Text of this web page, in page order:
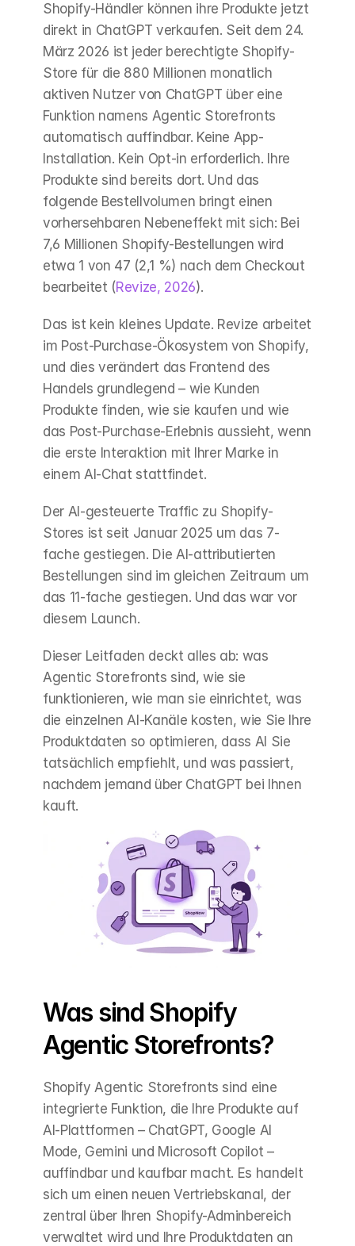
Shopify-Händler können ihre Produkte jetzt
direkt in ChatGPT verkaufen. Seit dem 24.
März 2026 ist jeder berechtigte Shopify-
Store für die 880 Millionen monatlich
aktiven Nutzer von ChatGPT über eine
Funktion namens Agentic Storefronts
automatisch auffindbar. Keine App-
Installation. Kein Opt-in erforderlich. Ihre
Produkte sind bereits dort. Und das
folgende Bestellvolumen bringt einen
vorhersehbaren Nebeneffekt mit sich: Bei
7,6 Millionen Shopify-Bestellungen wird
etwa 1 von 47 (2,1 %) nach dem Checkout
bearbeitet (Revize, 2026).
Das ist kein kleines Update. Revize arbeitet
im Post-Purchase-Ökosystem von Shopify,
und dies verändert das Frontend des
Handels grundlegend – wie Kunden
Produkte finden, wie sie kaufen und wie
das Post-Purchase-Erlebnis aussieht, wenn
die erste Interaktion mit Ihrer Marke in
einem AI-Chat stattfindet.
Der AI-gesteuerte Traffic zu Shopify-
Stores ist seit Januar 2025 um das 7-
fache gestiegen. Die AI-attributierten
Bestellungen sind im gleichen Zeitraum um
das 11-fache gestiegen. Und das war vor
diesem Launch.
Dieser Leitfaden deckt alles ab: was
Agentic Storefronts sind, wie sie
funktionieren, wie man sie einrichtet, was
die einzelnen AI-Kanäle kosten, wie Sie Ihre
Produktdaten so optimieren, dass AI Sie
tatsächlich empfiehlt, und was passiert,
nachdem jemand über ChatGPT bei Ihnen
kauft.
Was sind Shopify
Agentic Storefronts?
Shopify Agentic Storefronts sind eine
integrierte Funktion, die Ihre Produkte auf
AI-Plattformen – ChatGPT, Google AI
Mode, Gemini und Microsoft Copilot –
auffindbar und kaufbar macht. Es handelt
sich um einen neuen Vertriebskanal, der
zentral über Ihren Shopify-Adminbereich
verwaltet wird und Ihre Produktdaten an